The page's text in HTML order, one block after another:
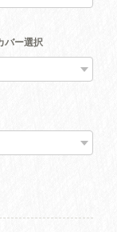
バー選択